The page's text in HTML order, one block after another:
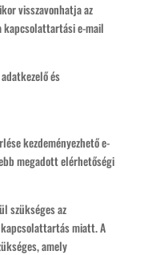
visszavonhatja az
kapcsolattartási e-mail
és
kezdeményezhető e-
megadott elérhetőségi
szükséges az
miatt. A
amely